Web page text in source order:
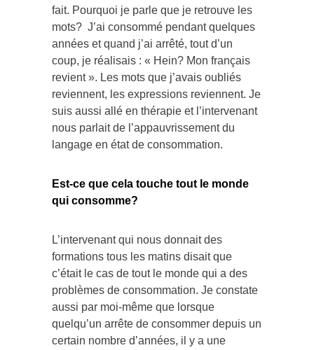
fait. Pourquoi je parle que je retrouve les
mots? J’ai consommé pendant quelques
années et quand j’ai arrêté, tout d’un
coup, je réalisais : « Hein? Mon français
revient ». Les mots que j’avais oubliés
reviennent, les expressions reviennent. Je
suis aussi allé en thérapie et l’intervenant
nous parlait de l’appauvrissement du
langage en état de consommation.
Est-ce que cela touche tout le monde
qui consomme?
L’intervenant qui nous donnait des
formations tous les matins disait que
c’était le cas de tout le monde qui a des
problèmes de consommation. Je constate
aussi par moi-même que lorsque
quelqu’un arrête de consommer depuis un
certain nombre d’années, il y a une